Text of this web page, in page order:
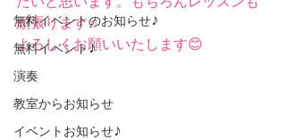
無料イベントのお知らせ♪
無料イベント♪
演奏
教室からお知らせ
イベントお知らせ♪
頑張ります♫
よろしくお願いいたします😊